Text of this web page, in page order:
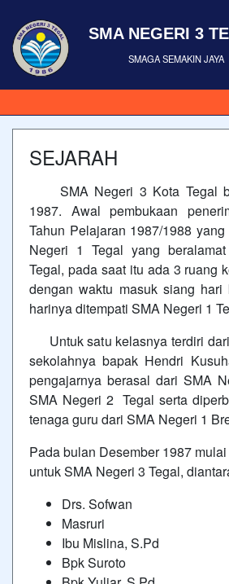
SMA NEGERI 3
SMAGA SEMAKIN JAYA
SEJARAH
SMA Negeri 3 Kota Tegal
1987. Awal pembukaan
Tahun Pelajaran 1987/1988
Negeri 1 Tegal yang
Tegal, pada saat itu ada 3 ruang
dengan waktu masuk siang hari
harinya ditempati SMA Negeri 1
Untuk satu kelasnya terdiri
sekolahnya bapak Hendri
pengajarnya berasal dari SMA
SMA Negeri 2 Tegal serta
tenaga guru dari SMA Negeri 1
Pada bulan Desember 1987
untuk SMA Negeri 3 Tegal,
Drs. Sofwan
Masruri
Ibu Mislina, S.Pd
Bpk Suroto